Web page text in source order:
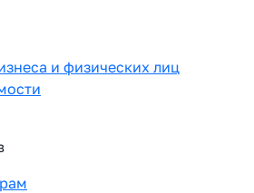
и физических лиц